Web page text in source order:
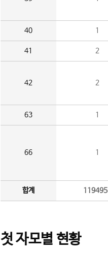
40 1
41 2
42 2
63 1
66 1
합계
첫 자모별 현황